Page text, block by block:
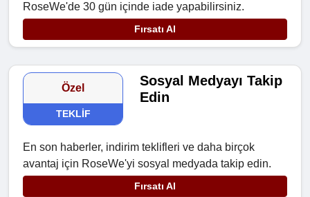
RoseWe'de 30 gün içinde iade yapabilirsiniz.
Fırsatı Al
Özel
TEKLIF
Sosyal Medyayı Takip
Edin
En son haberler, indirim teklifleri ve daha birçok
avantaj için RoseWe'yi sosyal medyada takip edin.
Fırsatı Al